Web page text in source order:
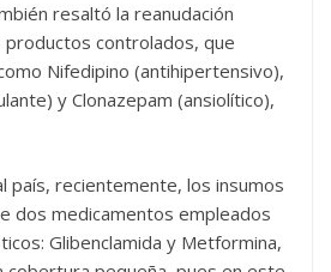
resaltó la reanudación
controlados, que
Nifedipino (antihipertensivo),
y Clonazepam (ansiolítico),
país, recientemente, los insumos
dos medicamentos empleados
Glibenclamida y Metformina,